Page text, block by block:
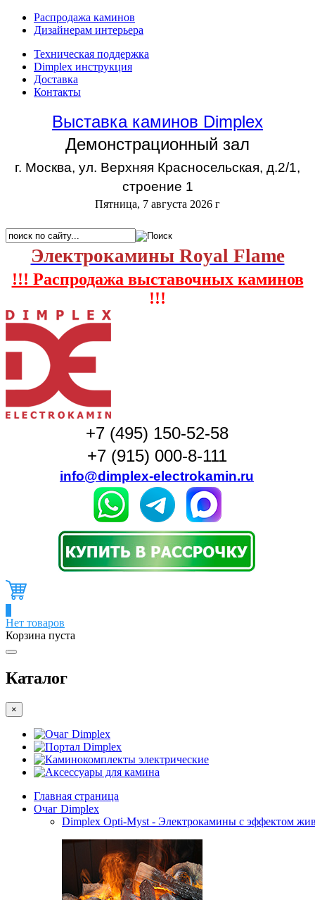
Распродажа каминов
Дизайнерам интерьера
Техническая поддержка
Dimplex инструкция
Доставка
Контакты
Выставка каминов Dimplex
Демонстрационный зал
г. Москва, ул. Верхняя Красносельская, д.2/1,
строение 1
Пятница, 7 августа 2026 г
Электрокамины Royal Flame
!!! Распродажа выставочных каминов
!!!
+7 (495) 150-52-58
+7 (915) 000-8-111
info@dimplex-electrokamin.ru
Нет товаров
Корзина пуста
Каталог
×
Очаг Dimplex
Портал Dimplex
Каминокомплекты электрические
Аксессуары для камина
Главная страница
Очаг Dimplex
Dimplex Opti-Myst - Электрокамины с эффектом